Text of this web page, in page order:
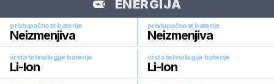
ENERGIJA
pristupačnost baterije
Neizmenjiva
pristupačnost baterije
Neizmenjiva
vrsta tehnologije baterije
Li-Ion
vrsta tehnologije baterije
Li-Ion